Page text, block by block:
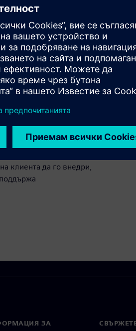
продукт/решение на
на нов продукт или
чрез интегриране
клиента да го внедри,
ЗА